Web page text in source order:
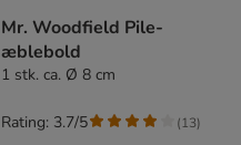
Mr. Woodfield Pile-
æblebold
1 stk. ca. Ø 8 cm
Rating: 3.7/5 (13)